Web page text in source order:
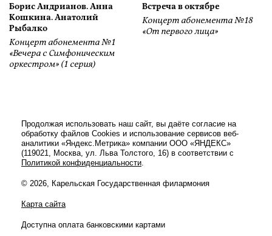
Борис Андрианов. Анна
Кошкина. Анатолий
Рыбалко
Концерт абонемента №1
«Вечера с Симфоническим
оркестром» (1 серия)
Встреча в октябре
Концерт абонемента №18
«От первого лица»
Продолжая использовать наш сайт, вы даёте согласие на
обработку файлов Cookies и использование сервисов веб-
аналитики «Яндекс.Метрика» компании ООО «ЯНДЕКС»
(119021, Москва, ул. Льва Толстого, 16) в соответствии с
Политикой конфиденциальности.
© 2026, Карельская Государственная филармония
Карта сайта
Доступна оплата банковскими картами